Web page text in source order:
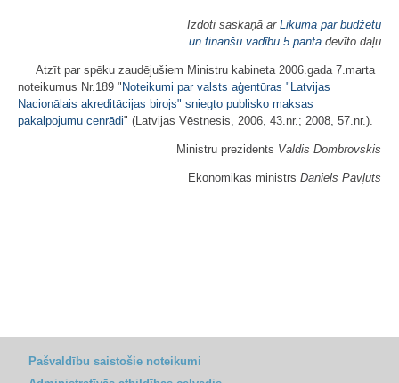
Izdoti saskaņā ar Likuma par budžetu
un finanšu vadību 5.panta devīto daļu
Atzīt par spēku zaudējušiem Ministru kabineta 2006.gada 7.marta
noteikumus Nr.189 " Noteikumi par valsts aģentūras "Latvijas
Nacionālais akreditācijas birojs" sniegto publisko maksas
pakalpojumu cenrādi" (Latvijas Vēstnesis, 2006, 43.nr.; 2008, 57.nr.).
Ministru prezidents Valdis Dombrovskis
Ekonomikas ministrs Daniels Pavļuts
Pašvaldību saistošie noteikumi